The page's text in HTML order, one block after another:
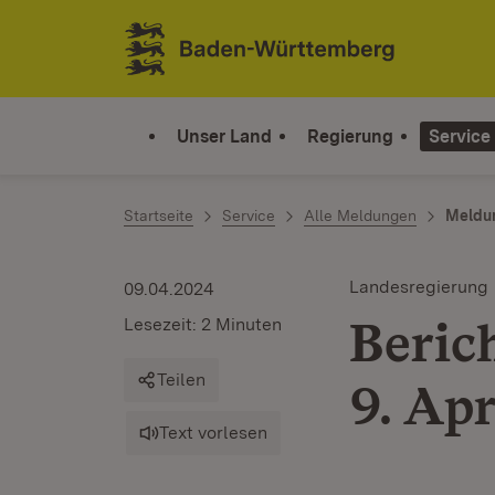
Zum Inhalt springen
Link zur Startseite
Unser Land Regierung Service
Startseite Service Alle Meldungen
Landesregierung
9.
09.04.2024
Lesezeit: 2 Minuten
Teilen
Text vorlesen